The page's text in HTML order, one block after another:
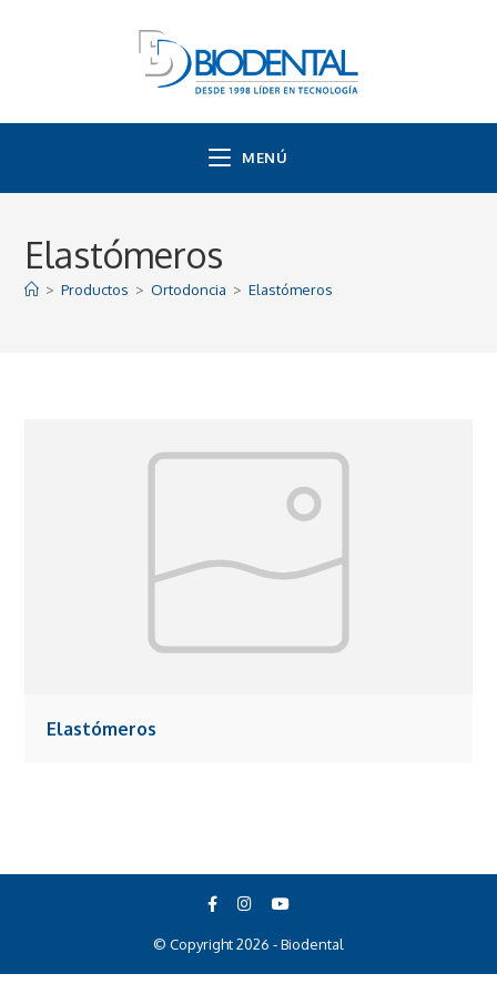
MENÚ
Elastómeros
> Productos > Ortodoncia > Elastómeros
Elastómeros
© Copyright 2026 - Biodental